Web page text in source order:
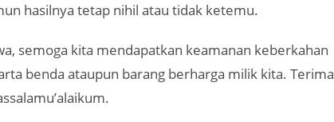
hasilnya tetap nihil atau tidak ketemu.
semoga kita mendapatkan keamanan keberkahan
benda ataupun barang berharga milik kita. Terima